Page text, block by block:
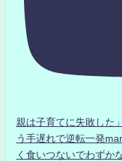
親は子育てに失敗した
う手遅れで逆転一発
く食いつないでわずか